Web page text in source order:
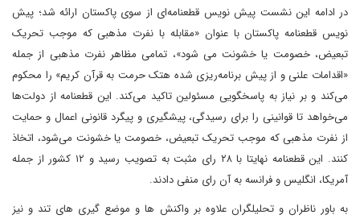
در ادامه این نشست پیش نویس قطعنامه‌ای از سوی پاکستان ارائه شد؛ پیش
نویس قطعنامه پاکستان با عنوان «مقابله با نفرت مذهبی که موجب تحریک
تبعیض، خصومت یا خشونت می شود»، تمامی مظاهر نفرت مذهبی از جمله
«اقدامات علنی و از پیش برنامه‌ریزی شده هتک حرمت به قرآن کریم» را محکوم
می‌کند و بر نیاز به پاسخگویی مسئولین تاکید می‌کند. این قطعنامه از دولت‌ها
می‌خواهد تا قوانینی را برای رسیدگی، پیشگیری و پیگرد قانونی اعمال و حمایت
از نفرت مذهبی که موجب تحریک تبعیض، خصومت یا خشونت می‌شود، اتخاذ
کنند. این قطعنامه نهایتا با ۲۸ رای مثبت به تصویب رسید و ۱۲ کشور از جمله
آمریکا، انگلیس و فرانسه به آن رای منفی دادند.
به باور ناظران و تحلیلگران علاوه بر واکنش ها و موضع گیری های تند و نیز